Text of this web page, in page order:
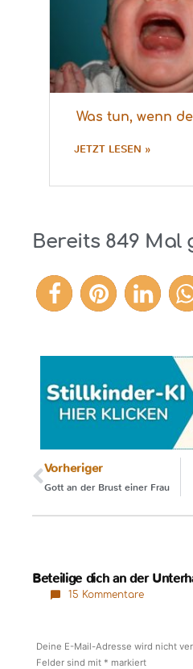
Was tun, wenn
JETZT LESEN »
Bereits 849 Mal
849
Vorheriger
Gott an der Brust einer Frau
Beteilige dich an der
15 Kommentare
Deine E-Mail-Adresse wird nicht
Felder sind mit * markiert